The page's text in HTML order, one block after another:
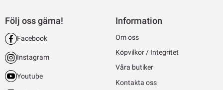
Följ oss gärna!
Facebook
Instagram
Youtube
Information
Om oss
Köpvilkor / Integritet
Våra butiker
Kontakta oss